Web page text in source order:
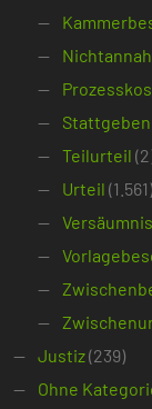
Teilurteil
Urteil (1.561)
Justiz(239)
Ohne